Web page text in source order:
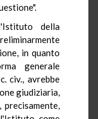
della
in quanto
generale
civ., avrebbe
giudiziaria,